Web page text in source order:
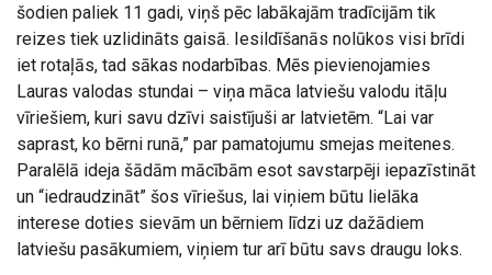
šodien paliek 11 gadi, viņš pēc labākajām tradīcijām tik
reizes tiek uzlidināts gaisā. Iesildīšanās nolūkos visi brīdi
iet rotaļās, tad sākas nodarbības. Mēs pievienojamies
Lauras valodas stundai – viņa māca latviešu valodu itāļu
vīriešiem, kuri savu dzīvi saistījuši ar latvietēm. “Lai var
saprast, ko bērni runā,” par pamatojumu smejas meitenes.
Paralēlā ideja šādām mācībām esot savstarpēji iepazīstināt
un “iedraudzināt” šos vīriešus, lai viņiem būtu lielāka
interese doties sievām un bērniem līdzi uz dažādiem
latviešu pasākumiem, viņiem tur arī būtu savs draugu loks.